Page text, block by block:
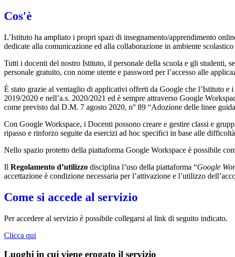
Cos'è
L’Istituto ha ampliato i propri spazi di insegnamento/apprendimento
dedicate alla comunicazione ed alla collaborazione in ambiente
Tutti i docenti del nostro Istituto, il personale della scuola e gli studenti,
personale gratuito, con nome utente e password per l’accesso alle
È stato grazie al ventaglio di applicativi offerti da Google che l’Istituto e
2019/2020 e nell’a.s. 2020/2021 ed è sempre attraverso Google
come previsto dal D.M. 7 agosto 2020, n° 89 “Adozione delle linee
Con Google Workspace, i Docenti possono creare e gestire classi e
ripasso e rinforzo seguite da esercizi ad hoc specifici in base alle
Nello spazio protetto della piattaforma Google Workspace è possibile
Il Regolamento d’utilizzo disciplina l’uso della piattaforma “Google
accettazione è condizione necessaria per l’attivazione e l’utilizzo
Come si accede al servizio
Per accedere al servizio è possibile collegarsi al link di seguito indicato.
Clicca qui
Luoghi in cui viene erogato il servizio